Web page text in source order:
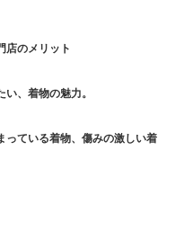
店のメリット
い、着物の魅力。
っている着物、傷みの激しい着